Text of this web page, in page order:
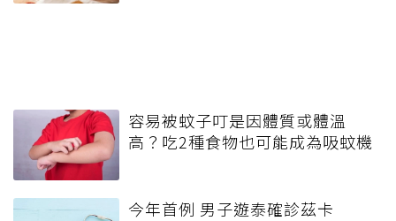
容易被蚊子叮是因體質或體溫
高？吃2種食物也可能成為吸蚊機
今年首例 男子遊泰確診茲卡